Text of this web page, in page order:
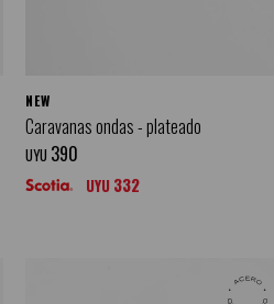
NEW
Caravanas ondas - plateado
UYU 390
UYU 332